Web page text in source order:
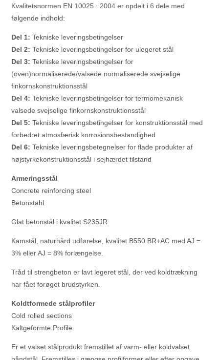
Kvalitetsnormen EN 10025 : 2004 er opdelt i 6 dele med
følgende indhold:
Del 1: Tekniske leveringsbetingelser
Del 2: Tekniske leveringsbetingelser for ulegeret stål
Del 3: Tekniske leveringsbetingelser for
(oven)normaliserede/valsede normaliserede svejselige
finkornskonstruktionsstål
Del 4: Tekniske leveringsbetingelser for termomekanisk
valsede svejselige finkornskonstruktionsstål
Del 5: Tekniske leveringsbetingelser for konstruktionsstål med
forbedret atmosfærisk korrosionsbestandighed
Del 6: Tekniske leveringsbetegnelser for flade produkter af
højstyrkekonstruktionsstål i sejhærdet tilstand
Armeringsstål
Concrete reinforcing steel
Betonstahl
Glat betonstål i kvalitet S235JR
Kamstål, naturhård udførelse, kvalitet B550 BR+AC med AJ =
3% eller AJ = 8% forlængelse.
Tråd til strengbeton er lavt legeret stål, der ved koldtrækning
har fået forøget brudstyrken.
Koldtformede stålprofiler
Cold rolled sections
Kaltgeformte Profile
Er et valset stålprodukt fremstillet af varm- eller koldvalset